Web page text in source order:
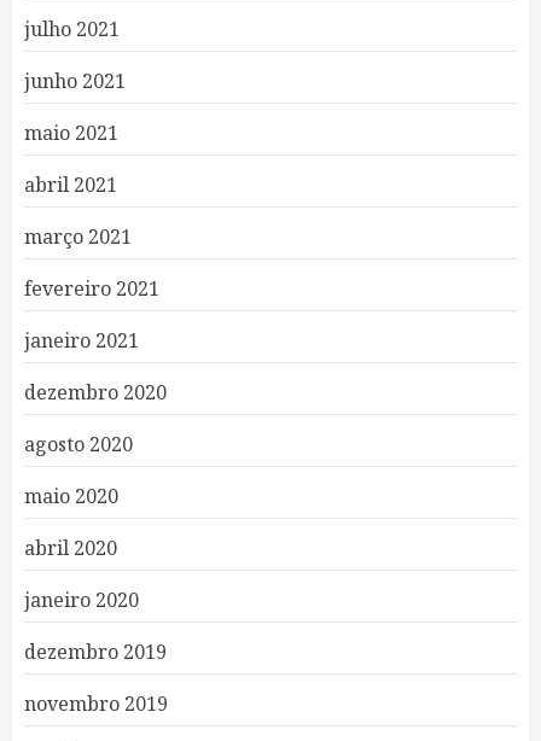
julho 2021
junho 2021
maio 2021
abril 2021
março 2021
fevereiro 2021
janeiro 2021
dezembro 2020
agosto 2020
maio 2020
abril 2020
janeiro 2020
dezembro 2019
novembro 2019